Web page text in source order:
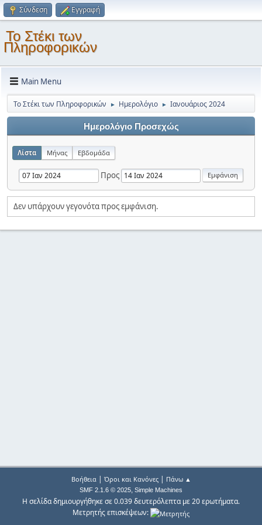
Σύνδεση Εγγραφή
Το Στέκι των
Πληροφορικών
Main Menu
Το Στέκι των Πληροφορικών ► Ημερολόγιο ► Ιανουάριος 2024
Ημερολόγιο Προσεχώς
Λίστα Μήνας Εβδομάδα
Προς
Δεν υπάρχουν γεγονότα προς εμφάνιση.
Βοήθεια| Όροι και Κανόνες| Πάνω ▲
SMF 2.1.6 © 2025, Simple Machines
Η σελίδα δημιουργήθηκε σε 0.039 δευτερόλεπτα με 20 ερωτήματα.
Μετρητής επισκέψεων: